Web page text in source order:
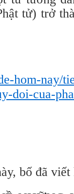
tử) trở
hom-nay/
doi-cua-
bố đã